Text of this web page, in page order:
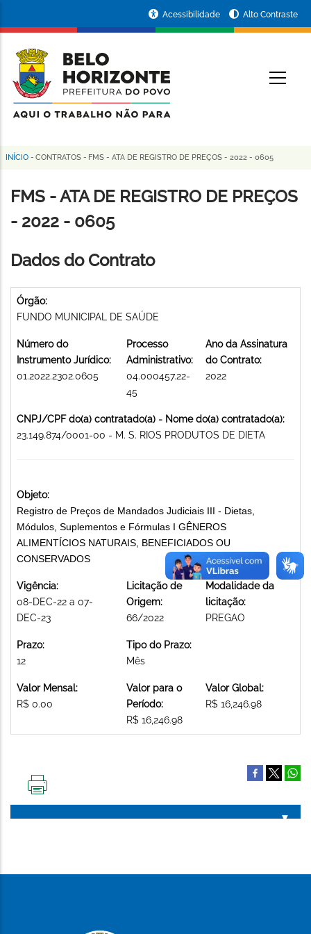
conteúdo
principal
da
Prefeitura
de
Horizonte
Acessibilidade Alto Contraste
Trilha
de
navegação
INÍCIO - CONTRATOS - FMS - ATA DE REGISTRO DE PREÇOS - 2022 - 0605
FMS - ATA DE REGISTRO DE PREÇOS
- 2022 - 0605
Dados do Contrato
Órgão:
FUNDO MUNICIPAL DE SAÚDE
Número do
Instrumento Jurídico:
01.2022.2302.0605
Processo
Administrativo:
04.000457.22-
45
Ano da Assinatura
do Contrato:
2022
CNPJ/CPF do(a) contratado(a) - Nome do(a) contratado(a):
23.149.874/0001-00 - M. S. RIOS PRODUTOS DE DIETA
Objeto:
Registro de Preços de Mandados Judiciais III - Dietas,
Módulos, Suplementos e Fórmulas I GÊNEROS
ALIMENTÍCIOS NATURAIS, BENEFICIADOS OU
CONSERVADOS
Vigência:
08-DEC-22 a 07-
DEC-23
Licitação de
Origem:
66/2022
Modalidade da
licitação:
PREGAO
Prazo:
12
Tipo do Prazo:
Mês
Valor Mensal:
R$ 0.00
Valor para o
Período:
R$ 16,246.98
Valor Global:
R$ 16,246.98
PÁGINA